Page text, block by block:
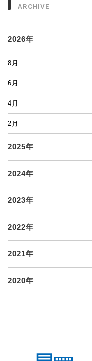
ARCHIVE
2026年
8月
6月
4月
2月
2025年
2024年
2023年
2022年
2021年
2020年